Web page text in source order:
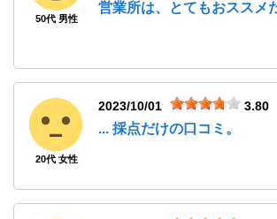
50代 男性
営業所は、とてもおススメ
20代 女性
2023/10/01 3.80
... 採点だけの口コミ。